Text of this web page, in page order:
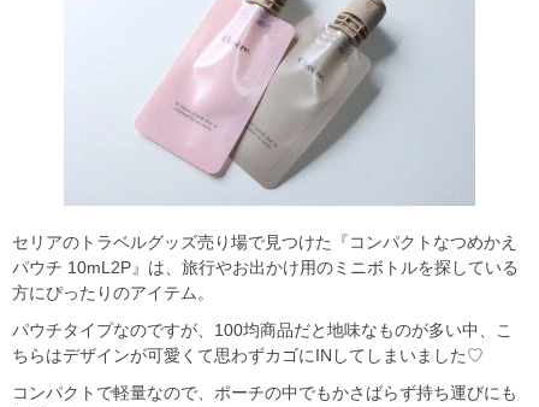
セリアのトラベルグッズ売り場で見つけた『コンパクトなつめかえ
パウチ 10mL2P』は、旅行やお出かけ用のミニボトルを探している
方にぴったりのアイテム。
パウチタイプなのですが、100均商品だと地味なものが多い中、こ
ちらはデザインが可愛くて思わずカゴにINしてしまいました♡
コンパクトで軽量なので、ポーチの中でもかさばらず持ち運びにも